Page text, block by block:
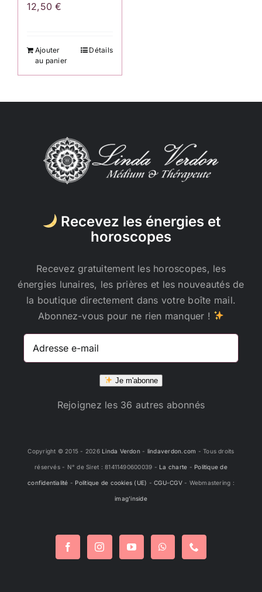
12,50€
Ajouter
au panier
Détails
Recevez les énergies et
horoscopes
Recevez gratuitement les horoscopes, les
énergies lunaires, les prières et les nouveautés de
la boutique directement dans votre boîte mail.
Abonnez-vous pour ne rien manquer !
Adresse
Je m'abonne
Rejoignez les 36 autres abonnés
Copyright © 2015 - 2026 Linda Verdon- lindaverdon.com - Tous droits
réservés - N° de Siret : 81411490600039 - La charte - Politique de
confidentialité - Politique de cookies (UE) -CGU-CGV- Webmastering :
imag'inside